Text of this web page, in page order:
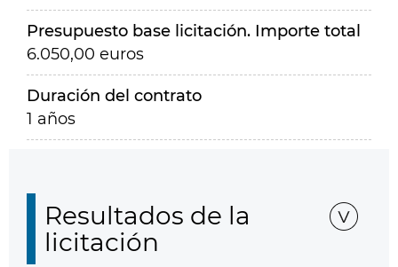
Presupuesto base licitación. Importe total
6.050,00 euros
Duración del contrato
1 años
Resultados de la
licitación